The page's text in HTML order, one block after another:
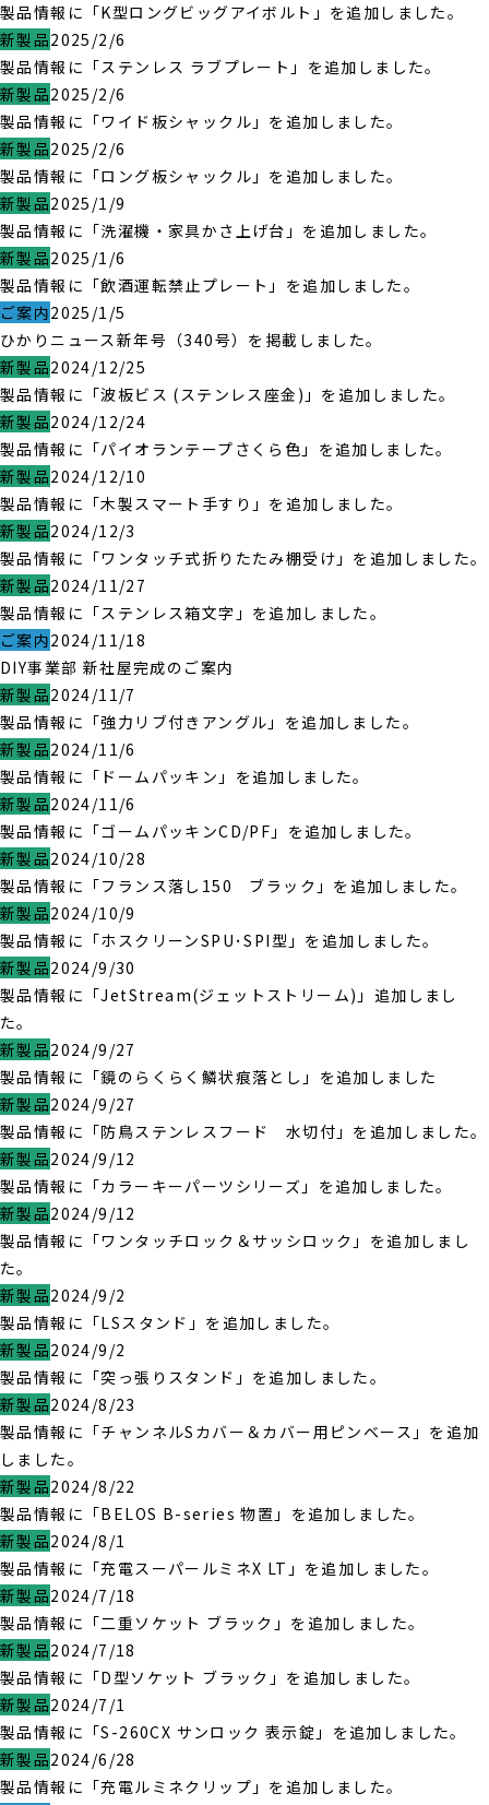
製品情報に「K型ロングビッグアイボルト」を追加しました。
新製品2025/2/6
製品情報に「ステンレス ラブプレート」を追加しました。
新製品2025/2/6
製品情報に「ワイド板シャックル」を追加しました。
新製品2025/2/6
製品情報に「ロング板シャックル」を追加しました。
新製品2025/1/9
製品情報に「洗濯機・家具かさ上げ台」を追加しました。
新製品2025/1/6
製品情報に「飲酒運転禁止プレート」を追加しました。
ご案内2025/1/5
ひかりニュース新年号（340号）を掲載しました。
新製品2024/12/25
製品情報に「波板ビス (ステンレス座金)」を追加しました。
新製品2024/12/24
製品情報に「パイオランテープさくら色」を追加しました。
新製品2024/12/10
製品情報に「木製スマート手すり」を追加しました。
新製品2024/12/3
製品情報に「ワンタッチ式折りたたみ棚受け」を追加しました。
新製品2024/11/27
製品情報に「ステンレス箱文字」を追加しました。
ご案内2024/11/18
DIY事業部 新社屋完成のご案内
新製品2024/11/7
製品情報に「強力リブ付きアングル」を追加しました。
新製品2024/11/6
製品情報に「ドームパッキン」を追加しました。
新製品2024/11/6
製品情報に「ゴームパッキンCD/PF」を追加しました。
新製品2024/10/28
製品情報に「フランス落し150 ブラック」を追加しました。
新製品2024/10/9
製品情報に「ホスクリーンSPU･SPI型」を追加しました。
新製品2024/9/30
製品情報に「JetStream(ジェットストリーム)」追加しまし
た。
新製品2024/9/27
製品情報に「鏡のらくらく鱗状痕落とし」を追加しました
新製品2024/9/27
製品情報に「防鳥ステンレスフード 水切付」を追加しました。
新製品2024/9/12
製品情報に「カラーキーパーツシリーズ」を追加しました。
新製品2024/9/12
製品情報に「ワンタッチロック＆サッシロック」を追加しまし
た。
新製品2024/9/2
製品情報に「LSスタンド」を追加しました。
新製品2024/9/2
製品情報に「突っ張りスタンド」を追加しました。
新製品2024/8/23
製品情報に「チャンネルSカバー＆カバー用ピンベース」を追加
しました。
新製品2024/8/22
製品情報に「BELOS B-series 物置」を追加しました。
新製品2024/8/1
製品情報に「充電スーパールミネX LT」を追加しました。
新製品2024/7/18
製品情報に「二重ソケット ブラック」を追加しました。
新製品2024/7/18
製品情報に「D型ソケット ブラック」を追加しました。
新製品2024/7/1
製品情報に「S-260CX サンロック 表示錠」を追加しました。
新製品2024/6/28
製品情報に「充電ルミネクリップ」を追加しました。